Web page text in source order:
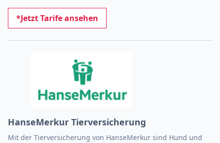
*Jetzt Tarife ansehen
HanseMerkur Tierversicherung
Mit der Tierversicherung von HanseMerkur sind Hund und